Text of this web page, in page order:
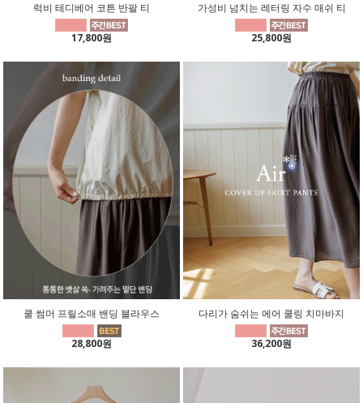
럭비 테디베어 코튼 반팔 티
17,800원
가성비 넘치는 레터링 자수 매쉬 티
25,800원
쿨 썸머 프릴소매 밴딩 블라우스
28,800원
다리가 숨쉬는 에어 쿨링 치마바지
36,200원